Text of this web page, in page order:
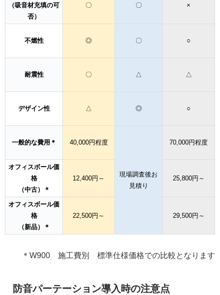
（吸音材充填の可
否）
〇 〇 ×
不燃性 ◎ 〇 ○
耐震性 〇 △ △
デザイン性 △ ◎ ○
一般的な費用＊ 40,000円程度
現場調査後お
見積り
70,000円程度
オフィスボール価
格
（中古）＊
12,400円～ 25,800円～
オフィスボール価
格
（新品）＊
22,500円～ 29,500円～
＊W900 施工費別 標準仕様価格での比較となります
防音パーテーション導入時の注意点